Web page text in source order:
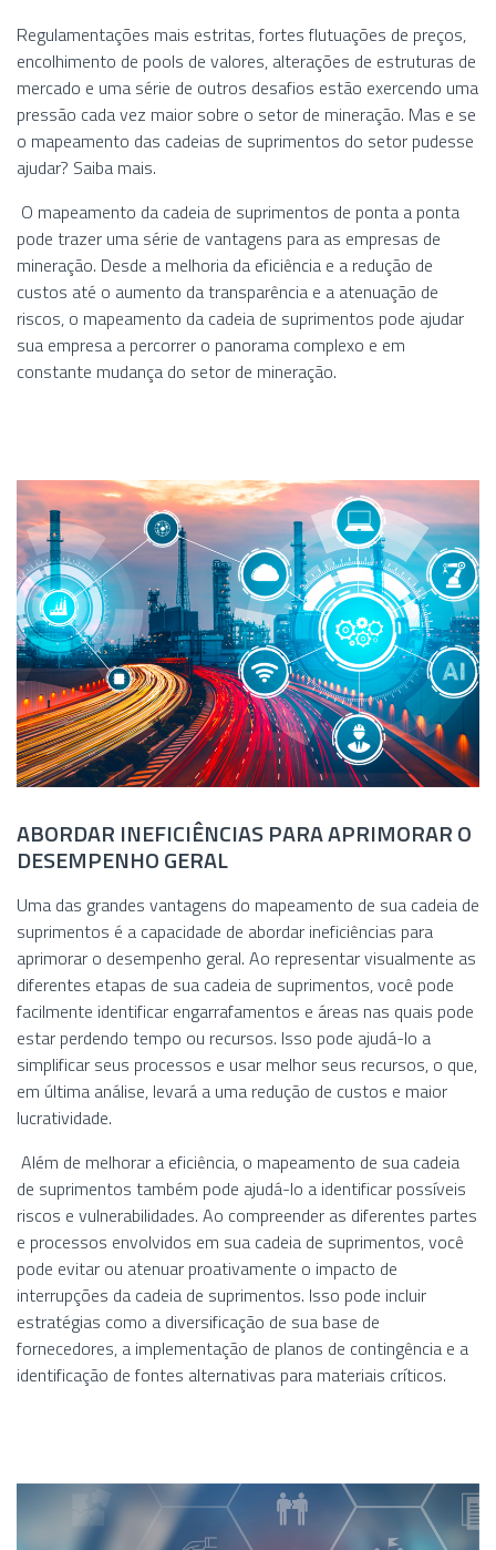
Regulamentações mais estritas, fortes flutuações de preços,
encolhimento de pools de valores, alterações de estruturas de
mercado e uma série de outros desafios estão exercendo uma
pressão cada vez maior sobre o setor de mineração. Mas e se
o mapeamento das cadeias de suprimentos do setor pudesse
ajudar? Saiba mais.
O mapeamento da cadeia de suprimentos de ponta a ponta
pode trazer uma série de vantagens para as empresas de
mineração. Desde a melhoria da eficiência e a redução de
custos até o aumento da transparência e a atenuação de
riscos, o mapeamento da cadeia de suprimentos pode ajudar
sua empresa a percorrer o panorama complexo e em
constante mudança do setor de mineração.
ABORDAR INEFICIÊNCIAS PARA APRIMORAR O
DESEMPENHO GERAL
Uma das grandes vantagens do mapeamento de sua cadeia de
suprimentos é a capacidade de abordar ineficiências para
aprimorar o desempenho geral. Ao representar visualmente as
diferentes etapas de sua cadeia de suprimentos, você pode
facilmente identificar engarrafamentos e áreas nas quais pode
estar perdendo tempo ou recursos. Isso pode ajudá-lo a
simplificar seus processos e usar melhor seus recursos, o que,
em última análise, levará a uma redução de custos e maior
lucratividade.
Além de melhorar a eficiência, o mapeamento de sua cadeia
de suprimentos também pode ajudá-lo a identificar possíveis
riscos e vulnerabilidades. Ao compreender as diferentes partes
e processos envolvidos em sua cadeia de suprimentos, você
pode evitar ou atenuar proativamente o impacto de
interrupções da cadeia de suprimentos. Isso pode incluir
estratégias como a diversificação de sua base de
fornecedores, a implementação de planos de contingência e a
identificação de fontes alternativas para materiais críticos.